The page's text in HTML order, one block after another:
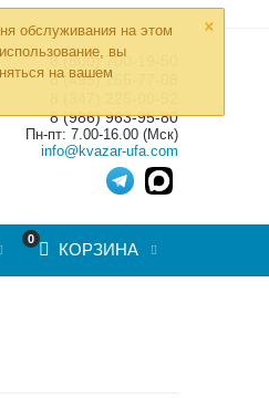
×
обслуживания на этом
вы
на вашем
8 (800) 700-19-50
8 (495) 255-77-08
8 (986) 963-95-80
Пн-пт: 7.00-16.00 (Мск)
info@kvazar-ufa.com
0
КОРЗИНА